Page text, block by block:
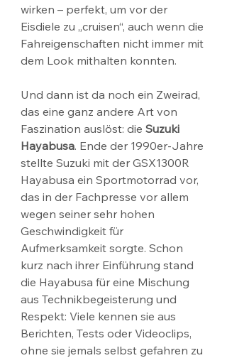
wirken – perfekt, um vor der
Eisdiele zu „cruisen“, auch wenn die
Fahreigenschaften nicht immer mit
dem Look mithalten konnten.
Und dann ist da noch ein Zweirad,
das eine ganz andere Art von
Faszination auslöst: die Suzuki
Hayabusa. Ende der 1990er-Jahre
stellte Suzuki mit der GSX1300R
Hayabusa ein Sportmotorrad vor,
das in der Fachpresse vor allem
wegen seiner sehr hohen
Geschwindigkeit für
Aufmerksamkeit sorgte. Schon
kurz nach ihrer Einführung stand
die Hayabusa für eine Mischung
aus Technikbegeisterung und
Respekt: Viele kennen sie aus
Berichten, Tests oder Videoclips,
ohne sie jemals selbst gefahren zu